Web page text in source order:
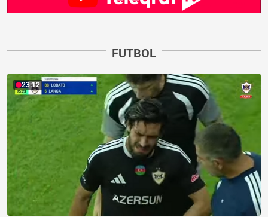
FUTBOL
23:12